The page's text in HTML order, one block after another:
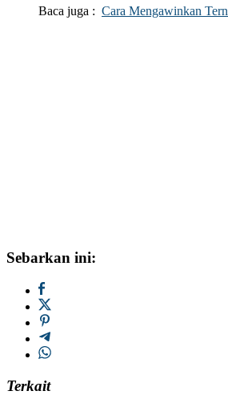
Baca juga : Cara Mengawinkan
Sebarkan ini:
Terkait